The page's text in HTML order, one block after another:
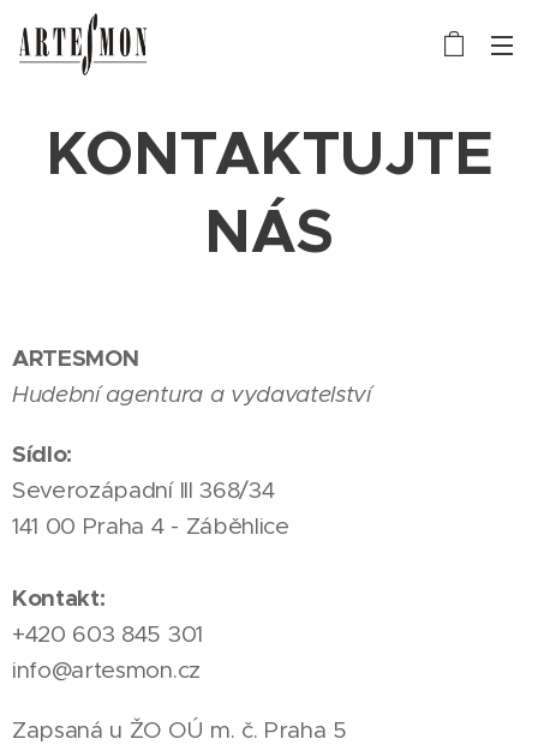
KONTAKTUJTE
NÁS
ARTESMON
Hudební agentura a vydavatelství
Sídlo:
Severozápadní III 368/34
141 00 Praha 4 - Záběhlice
Kontakt:
+420 603 845 301
info@artesmon.cz
Zapsaná u ŽO OÚ m. č. Praha 5